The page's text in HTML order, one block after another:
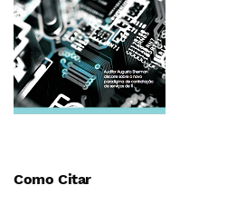
Como Citar